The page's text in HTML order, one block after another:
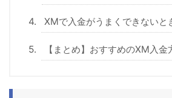
XMで入金がうまくできないと
【まとめ】おすすめのXM入金